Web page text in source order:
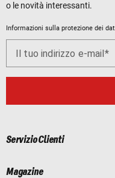
o le novità interessanti.
Informazioni sulla protezione dei
Il tuo indirizzo e-mail
Servizio Clienti
Magazine